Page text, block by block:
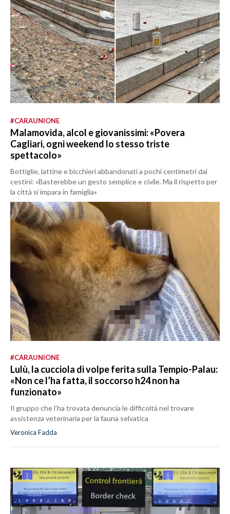
#CARAUNIONE
Malamovida, alcol e giovanissimi: «Povera
Cagliari, ogni weekend lo stesso triste
spettacolo»
Bottiglie, lattine e bicchieri abbandonati a pochi centimetri dai
cestini: «Basterebbe un gesto semplice e civile. Ma il rispetto per
la città si impara in famiglia»
#CARAUNIONE
Lulù, la cucciola di volpe ferita sulla Tempio-Palau:
«Non ce l’ha fatta, il soccorso h24 non ha
funzionato»
Il gruppo che l’ha trovata denuncia le difficoltà nel trovare
assistenza veterinaria per la fauna selvatica
Veronica Fadda